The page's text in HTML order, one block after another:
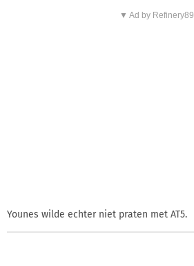
▼ Ad by Refinery89
Younes wilde echter niet praten met AT5.